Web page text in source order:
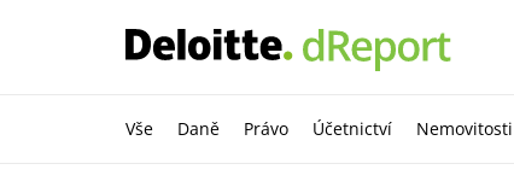
Vše Daně Právo Účetnictví Nemovitosti